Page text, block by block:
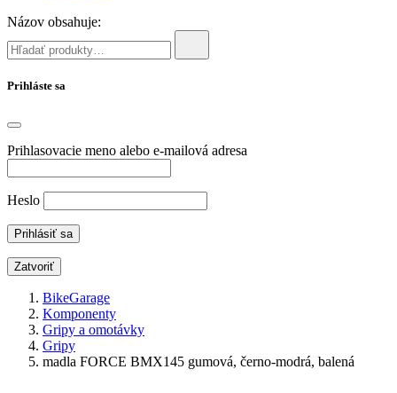
Názov obsahuje:
Prihláste sa
Prihlasovacie meno alebo e-mailová adresa
Heslo
Zatvoriť
BikeGarage
Komponenty
Gripy a omotávky
Gripy
madla FORCE BMX145 gumová, černo-modrá, balená